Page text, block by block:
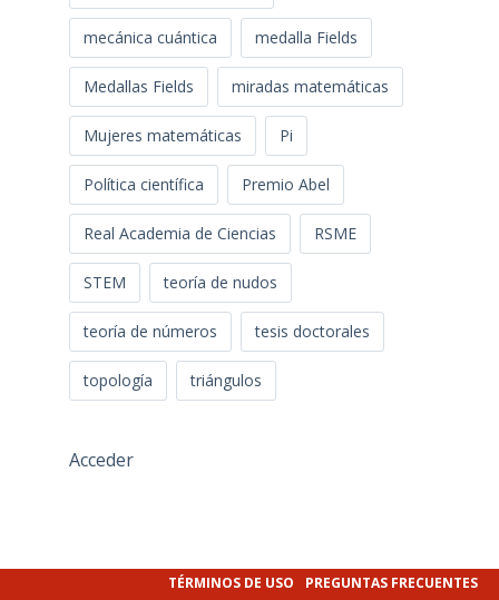
mecánica cuántica medalla Fields
Medallas Fields miradas matemáticas
Mujeres matemáticas Pi
Política científica Premio Abel
Real Academia de Ciencias RSME
STEM teoría de nudos
teoría de números tesis doctorales
topología triángulos
Acceder
TÉRMINOS DE USO PREGUNTAS FRECUENTES